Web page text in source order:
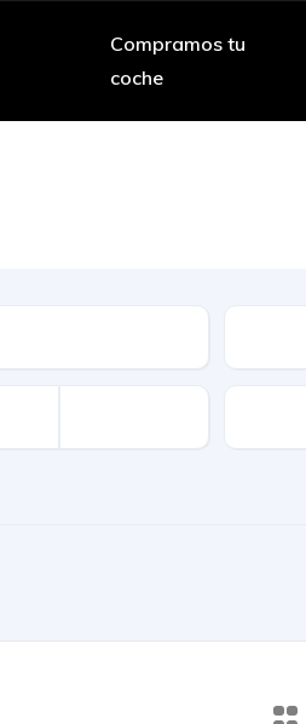
Compramos tu
coche